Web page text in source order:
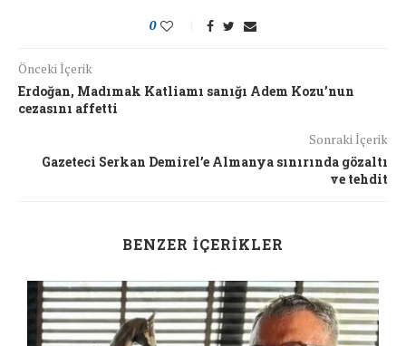
0
Önceki İçerik
Erdoğan, Madımak Katliamı sanığı Adem Kozu’nun
cezasını affetti
Sonraki İçerik
Gazeteci Serkan Demirel’e Almanya sınırında gözaltı
ve tehdit
BENZER İÇERIKLER